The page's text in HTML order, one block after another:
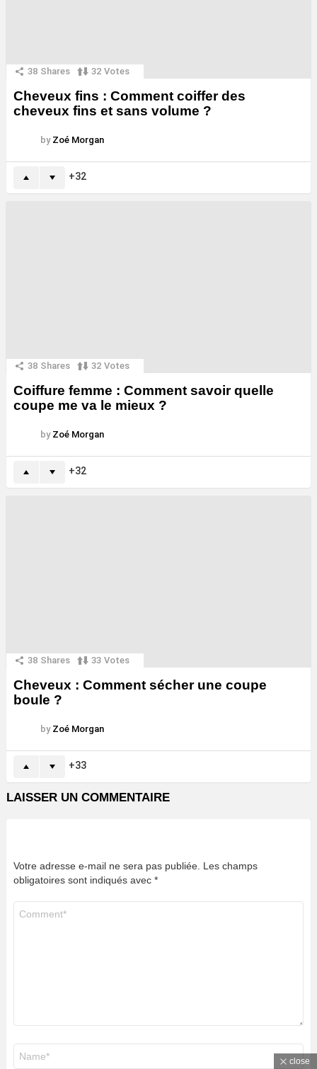
38 Shares 32 Votes
Cheveux fins : Comment coiffer des
cheveux fins et sans volume ?
by Zoé Morgan
32
38 Shares 32 Votes
Coiffure femme : Comment savoir quelle
coupe me va le mieux ?
by Zoé Morgan
32
38 Shares 33 Votes
Cheveux : Comment sécher une coupe
boule ?
by Zoé Morgan
33
LAISSER UN COMMENTAIRE
Votre adresse e-mail ne sera pas publiée. Les champs
obligatoires sont indiqués avec *
close